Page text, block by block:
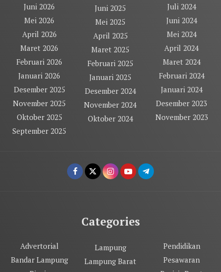
Juni 2026
Mei 2026
April 2026
Maret 2026
Februari 2026
Januari 2026
Desember 2025
November 2025
Oktober 2025
September 2025
Juni 2025
Mei 2025
April 2025
Maret 2025
Februari 2025
Januari 2025
Desember 2024
November 2024
Oktober 2024
Juli 2024
Juni 2024
Mei 2024
April 2024
Maret 2024
Februari 2024
Januari 2024
Desember 2023
November 2023
Categories
Advertorial
Bandar Lampung
Lampung
Lampung Barat
Pendidikan
Pesawaran